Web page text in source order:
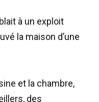
à un exploit
la maison d’une
et la chambre,
des